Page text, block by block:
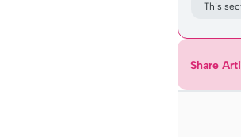
This
Share